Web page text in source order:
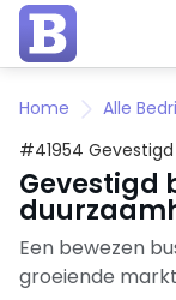
Home
Alle
#41954
Gevestigd
Een bewezen
groeiende markt